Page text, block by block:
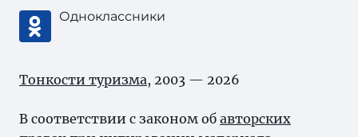
Одноклассники
Тонкости туризма, 2003 — 2026
В соответствии с законом об авторских